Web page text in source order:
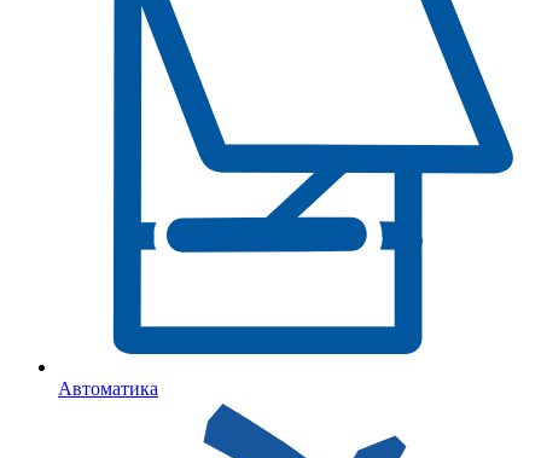
Автоматика